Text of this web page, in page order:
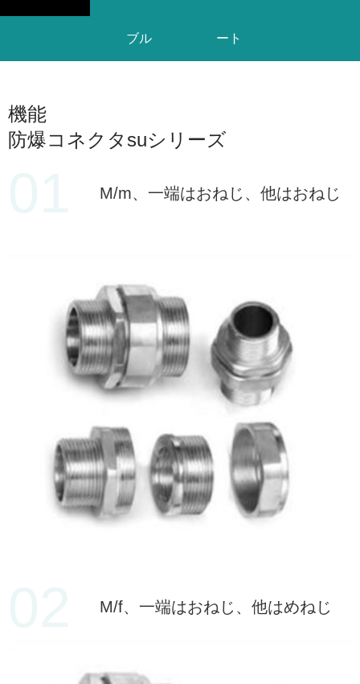
ブル ート
機能
防爆コネクタsuシリーズ
M/m、一端はおねじ、他はおねじ
M/f、一端はおねじ、他はめねじ